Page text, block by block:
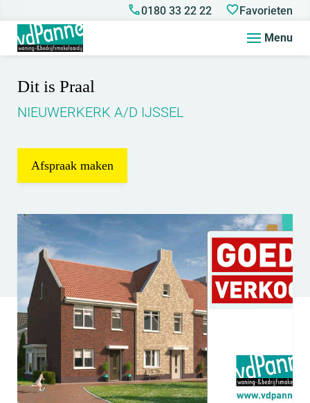
0180 33 22 22 Favorieten
Menu
Dit is Praal
NIEUWERKERK A/D IJSSEL
Afspraak maken